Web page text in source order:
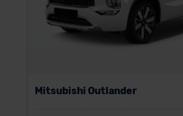
Mitsubishi Outlander